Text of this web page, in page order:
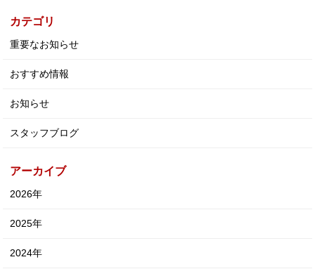
カテゴリ
重要なお知らせ
おすすめ情報
お知らせ
スタッフブログ
アーカイブ
2026年
2025年
2024年